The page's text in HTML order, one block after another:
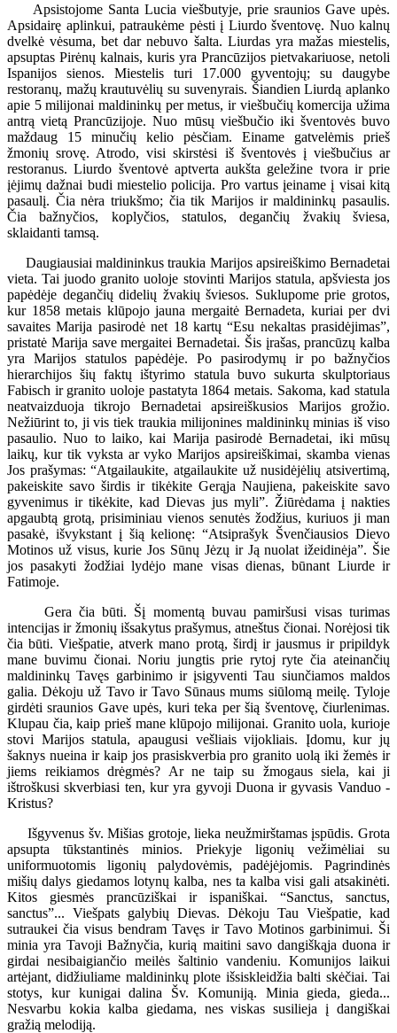
Apsistojome Santa Lucia viešbutyje, prie sraunios Gave upės.
Apsidairę aplinkui, patraukėme pėsti į Liurdo šventovę. Nuo kalnų
dvelkė vėsuma, bet dar nebuvo šalta. Liurdas yra mažas miestelis,
apsuptas Pirėnų kalnais, kuris yra Prancūzijos pietvakariuose, netoli
Ispanijos sienos. Miestelis turi 17.000 gyventojų; su daugybe
restoranų, mažų krautuvėlių su suvenyrais. Šiandien Liurdą aplanko
apie 5 milijonai maldininkų per metus, ir viešbučių komercija užima
antrą vietą Prancūzijoje. Nuo mūsų viešbučio iki šventovės buvo
maždaug 15 minučių kelio pėsčiam. Einame gatvelėmis prieš
žmonių srovę. Atrodo, visi skirstėsi iš šventovės į viešbučius ar
restoranus. Liurdo šventovė aptverta aukšta geležine tvora ir prie
įėjimų dažnai budi miestelio policija. Pro vartus įeiname į visai kitą
pasaulį. Čia nėra triukšmo; čia tik Marijos ir maldininkų pasaulis.
Čia bažnyčios, koplyčios, statulos, degančių žvakių šviesa,
sklaidanti tamsą.
Daugiausiai maldininkus traukia Marijos apsireiškimo Bernadetai
vieta. Tai juodo granito uoloje stovinti Marijos statula, apšviesta jos
papėdėje degančių didelių žvakių šviesos. Suklupome prie grotos,
kur 1858 metais klūpojo jauna mergaitė Bernadeta, kuriai per dvi
savaites Marija pasirodė net 18 kartų “Esu nekaltas prasidėjimas”,
pristatė Marija save mergaitei Bernadetai. Šis įrašas, prancūzų kalba
yra Marijos statulos papėdėje. Po pasirodymų ir po bažnyčios
hierarchijos šių faktų ištyrimo statula buvo sukurta skulptoriaus
Fabisch ir granito uoloje pastatyta 1864 metais. Sakoma, kad statula
neatvaizduoja tikrojo Bernadetai apsireiškusios Marijos grožio.
Nežiūrint to, ji vis tiek traukia milijonines maldininkų minias iš viso
pasaulio. Nuo to laiko, kai Marija pasirodė Bernadetai, iki mūsų
laikų, kur tik vyksta ar vyko Marijos apsireiškimai, skamba vienas
Jos prašymas: “Atgailaukite, atgailaukite už nusidėjėlių atsivertimą,
pakeiskite savo širdis ir tikėkite Gerąja Naujiena, pakeiskite savo
gyvenimus ir tikėkite, kad Dievas jus myli”. Žiūrėdama į nakties
apgaubtą grotą, prisiminiau vienos senutės žodžius, kuriuos ji man
pasakė, išvykstant į šią kelionę: “Atsiprašyk Švenčiausios Dievo
Motinos už visus, kurie Jos Sūnų Jėzų ir Ją nuolat ižeidinėja”. Šie
jos pasakyti žodžiai lydėjo mane visas dienas, būnant Liurde ir
Fatimoje.
Gera čia būti. Šį momentą buvau pamiršusi visas turimas
intencijas ir žmonių išsakytus prašymus, atneštus čionai. Norėjosi tik
čia būti. Viešpatie, atverk mano protą, širdį ir jausmus ir pripildyk
mane buvimu čionai. Noriu jungtis prie rytoj ryte čia ateinančių
maldininkų Tavęs garbinimo ir įsigyventi Tau siunčiamos maldos
galia. Dėkoju už Tavo ir Tavo Sūnaus mums siūlomą meilę. Tyloje
girdėti sraunios Gave upės, kuri teka per šią šventovę, čiurlenimas.
Klupau čia, kaip prieš mane klūpojo milijonai. Granito uola, kurioje
stovi Marijos statula, apaugusi vešliais vijokliais. Įdomu, kur jų
šaknys nueina ir kaip jos prasiskverbia pro granito uolą iki žemės ir
jiems reikiamos drėgmės? Ar ne taip su žmogaus siela, kai ji
ištroškusi skverbiasi ten, kur yra gyvoji Duona ir gyvasis Vanduo -
Kristus?
Išgyvenus šv. Mišias grotoje, lieka neužmirštamas įspūdis. Grota
apsupta tūkstantinės minios. Priekyje ligonių vežimėliai su
uniformuotomis ligonių palydovėmis, padėjėjomis. Pagrindinės
mišių dalys giedamos lotynų kalba, nes ta kalba visi gali atsakinėti.
Kitos giesmės prancūziškai ir ispaniškai. “Sanctus, sanctus,
sanctus”... Viešpats galybių Dievas. Dėkoju Tau Viešpatie, kad
sutraukei čia visus bendram Tavęs ir Tavo Motinos garbinimui. Ši
minia yra Tavoji Bažnyčia, kurią maitini savo dangiškąja duona ir
girdai nesibaigiančio meilės šaltinio vandeniu. Komunijos laikui
artėjant, didžiuliame maldininkų plote išsiskleidžia balti skėčiai. Tai
stotys, kur kunigai dalina Šv. Komuniją. Minia gieda, gieda...
Nesvarbu kokia kalba giedama, nes viskas susilieja į dangiškai
gražią melodiją.